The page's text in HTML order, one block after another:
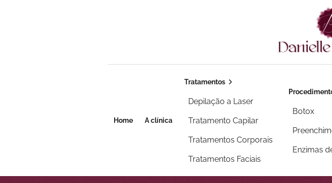
Home A clínica
Tratamentos
Depilação a Laser
Tratamento Capilar
Tratamentos Corporais
Tratamentos Faciais
Botox
Enzimas